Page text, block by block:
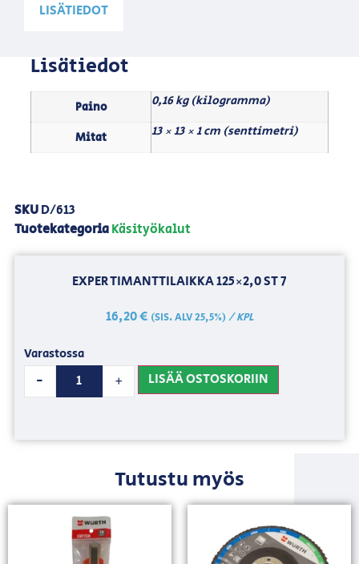
LISÄTIEDOT
Lisätiedot
Paino 0,16 kg (kilogramma)
Mitat 13 × 13 × 1 cm (senttimetri)
SKUD/613
TuotekategoriaKäsityökalut
EXPER TIMANTTILAIKKA 125×2,0 ST 7
16,20€ (SIS. ALV 25,5%)/ KPL
Varastossa
- + LISÄÄ OSTOSKORIIN
Tutustu myös